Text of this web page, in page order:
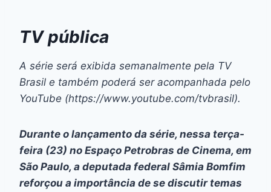
TV pública
A série será exibida semanalmente pela TV
Brasil e também poderá ser acompanhada pelo
YouTube (https://www.youtube.com/tvbrasil).
Durante o lançamento da série, nessa terça-
feira (23) no Espaço Petrobras de Cinema, em
São Paulo, a deputada federal Sâmia Bomfim
reforçou a importância de se discutir temas